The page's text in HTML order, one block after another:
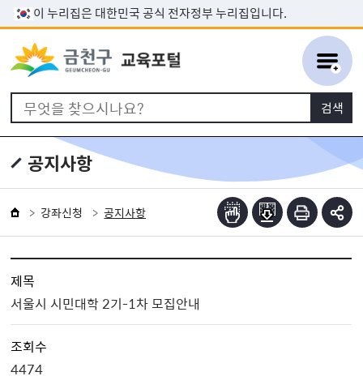
본문 바로가기
이 누리집은 대한민국 공식 전자정부 누리집입니다.
공지사항
강좌신청 공지사항
제목
서울시 시민대학 2기-1차 모집안내
조회수
4474